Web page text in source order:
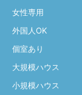
女性専用
外国人OK
個室あり
大規模ハウス
小規模ハウス